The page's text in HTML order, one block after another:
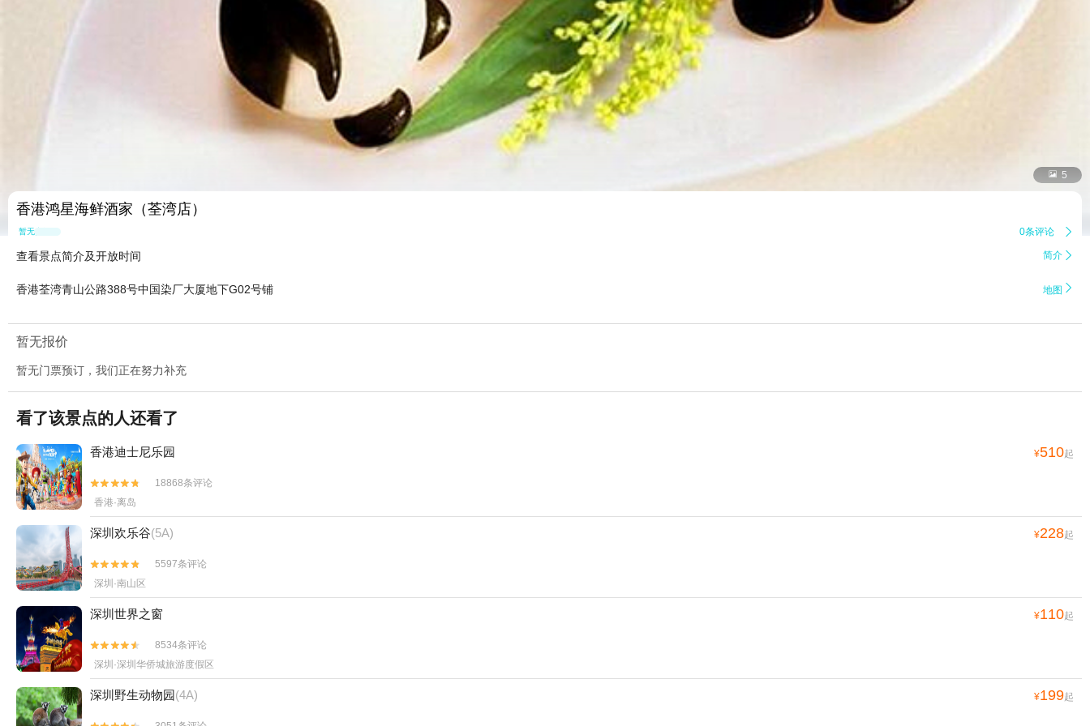
 5
香港鸿星海鲜酒家（荃湾店）
暂无点评 0条评论 
查看景点简介及开放时间 简介 
香港荃湾青山公路388号中国染厂大厦地下G02号铺 地图 
暂无报价
暂无门票预订，我们正在努力补充
看了该景点的人还看了
香港迪士尼乐园 ¥510起


18868条评论
香港·离岛
深圳欢乐谷(5A) ¥228起


5597条评论
深圳·南山区
深圳世界之窗 ¥110起


8534条评论
深圳·深圳华侨城旅游度假区
深圳野生动物园(4A) ¥199起